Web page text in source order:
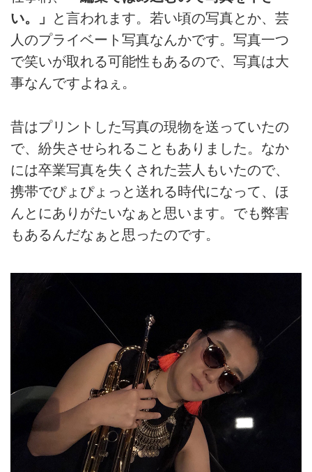
い。」
と言われます。若い頃の写真とか、芸
人のプライベート写真なんかです。写真一つ
で笑いが取れる可能性もあるので、写真は大
事なんですよねぇ。
昔はプリントした写真の現物を送っていたの
で、紛失させられることもありました。なか
には卒業写真を失くされた芸人もいたので、
携帯でぴょぴょっと送れる時代になって、ほ
んとにありがたいなぁと思います。でも弊害
もあるんだなぁと思ったのです。